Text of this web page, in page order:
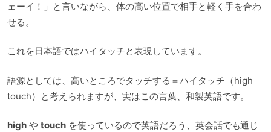
ェーイ！」と言いながら、体の高い位置で相手と軽く手を合わ
せる。
これを日本語ではハイタッチと表現しています。
語源としては、高いところでタッチする＝ハイタッチ（high
touch）と考えられますが、実はこの言葉、和製英語です。
highや touchを使っているので英語だろう、英会話でも通じ